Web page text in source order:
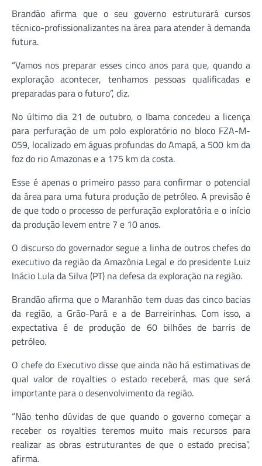
Brandão afirma que o seu governo estruturará cursos
técnico-profissionalizantes na área para atender à demanda
futura.
“Vamos nos preparar esses cinco anos para que, quando a
exploração acontecer, tenhamos pessoas qualificadas e
preparadas para o futuro”, diz.
No último dia 21 de outubro, o Ibama concedeu a licença
para perfuração de um polo exploratório no bloco FZA-M-
059, localizado em águas profundas do Amapá, a 500 km da
foz do rio Amazonas e a 175 km da costa.
Esse é apenas o primeiro passo para confirmar o potencial
da área para uma futura produção de petróleo. A previsão é
de que todo o processo de perfuração exploratória e o início
da produção levem entre 7 e 10 anos.
O discurso do governador segue a linha de outros chefes do
executivo da região da Amazônia Legal e do presidente Luiz
Inácio Lula da Silva (PT) na defesa da exploração na região.
Brandão afirma que o Maranhão tem duas das cinco bacias
da região, a Grão-Pará e a de Barreirinhas. Com isso, a
expectativa é de produção de 60 bilhões de barris de
petróleo.
O chefe do Executivo disse que ainda não há estimativas de
qual valor de royalties o estado receberá, mas que será
importante para o desenvolvimento da região.
“Não tenho dúvidas de que quando o governo começar a
receber os royalties teremos muito mais recursos para
realizar as obras estruturantes de que o estado precisa”,
afirma.